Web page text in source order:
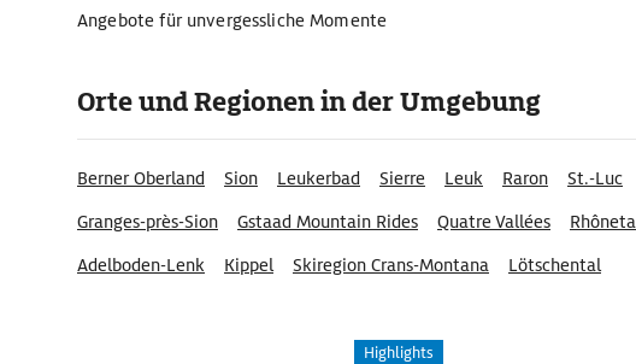
Angebote für unvergessliche Momente
Orte und Regionen in der Umgebung
Berner Oberland Sion Leukerbad Sierre Leuk Raron
St.-Luc
Granges-près-Sion
Gstaad Mountain Rides Quatre Vallées
Adelboden-Lenk
Kippel Skiregion Crans-Montana Lötschental
Highlights